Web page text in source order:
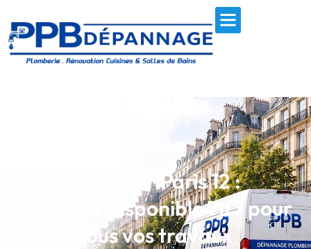
Plombier Paris 12 :
plombier disponible 7j/7 pour
tous vos travaux